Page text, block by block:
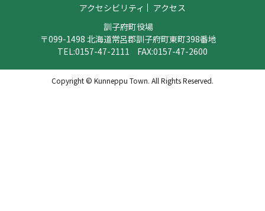
アクセシビリティ
アクセス
訓子府町役場
〒099-1498 北海道常呂郡訓子府町東町398番地
TEL:0157-47-2111 FAX:0157-47-2600
Copyright © Kunneppu Town. All Rights Reserved.